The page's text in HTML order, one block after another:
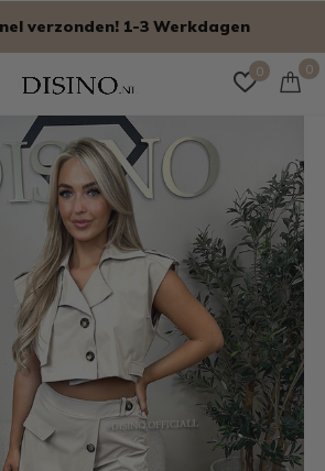
0 0
Niet goed? Geld terug!